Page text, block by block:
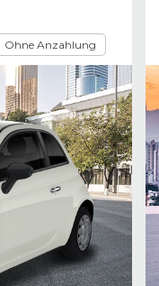
Ohne Anzahlung